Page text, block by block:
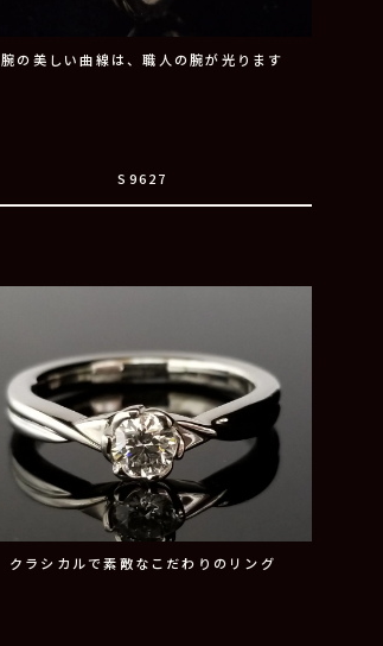
腕の美しい曲線は、職人の腕が光ります
S9627
クラシカルで素敵なこだわりのリング